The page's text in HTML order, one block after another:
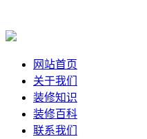
网站首页
关于我们
装修知识
装修百科
联系我们